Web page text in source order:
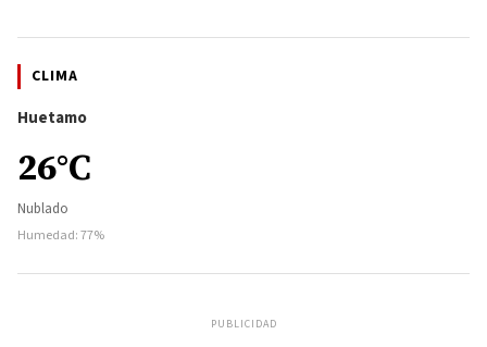
CLIMA
Huetamo
26°C
Nublado
Humedad: 77%
PUBLICIDAD